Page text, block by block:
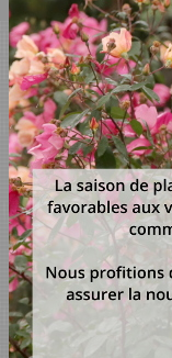
> Rosiers > Poppy